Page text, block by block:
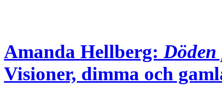
Amanda Hellberg: Döden
Visioner, dimma och